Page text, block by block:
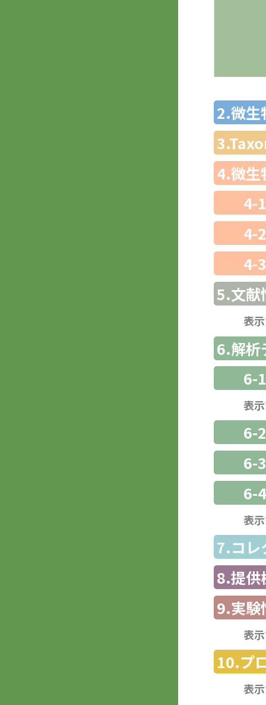
2.微生
4.微生
4-
4-
4-
5.文献
表
6.解析
6-
表
6-
6-
6-
表
7.コレ
8.提供
9.実験
表
10.プ
表